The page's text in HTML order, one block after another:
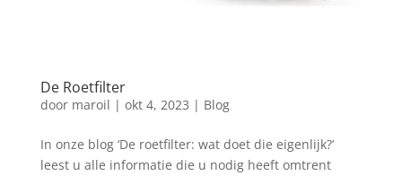
De Roetfilter
door maroil | okt 4, 2023 | Blog
In onze blog ‘De roetfilter: wat doet die eigenlijk?’
leest u alle informatie die u nodig heeft omtrent